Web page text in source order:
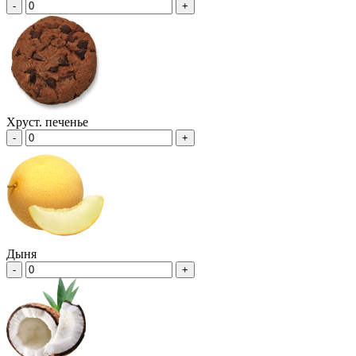
- +
Хруст. печенье
- +
Дыня
- +